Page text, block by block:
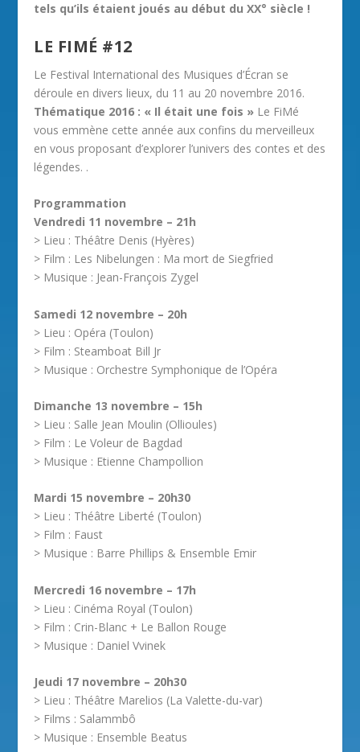
tels qu’ils étaient joués au début du XX° siècle !
LE FIMÉ #12
Le Festival International des Musiques d’Écran se
déroule en divers lieux, du 11 au 20 novembre 2016.
Thématique 2016 : « Il était une fois » Le FiMé
vous emmène cette année aux confins du merveilleux
en vous proposant d’explorer l’univers des contes et des
légendes. .
Programmation
Vendredi 11 novembre – 21h
> Lieu : Théâtre Denis (Hyères)
> Film : Les Nibelungen : Ma mort de Siegfried
> Musique : Jean-François Zygel
Samedi 12 novembre – 20h
> Lieu : Opéra (Toulon)
> Film : Steamboat Bill Jr
> Musique : Orchestre Symphonique de l’Opéra
Dimanche 13 novembre – 15h
> Lieu : Salle Jean Moulin (Ollioules)
> Film : Le Voleur de Bagdad
> Musique : Etienne Champollion
Mardi 15 novembre – 20h30
> Lieu : Théâtre Liberté (Toulon)
> Film : Faust
> Musique : Barre Phillips & Ensemble Emir
Mercredi 16 novembre – 17h
> Lieu : Cinéma Royal (Toulon)
> Film : Crin-Blanc + Le Ballon Rouge
> Musique : Daniel Vvinek
Jeudi 17 novembre – 20h30
> Lieu : Théâtre Marelios (La Valette-du-var)
> Films : Salammbô
> Musique : Ensemble Beatus